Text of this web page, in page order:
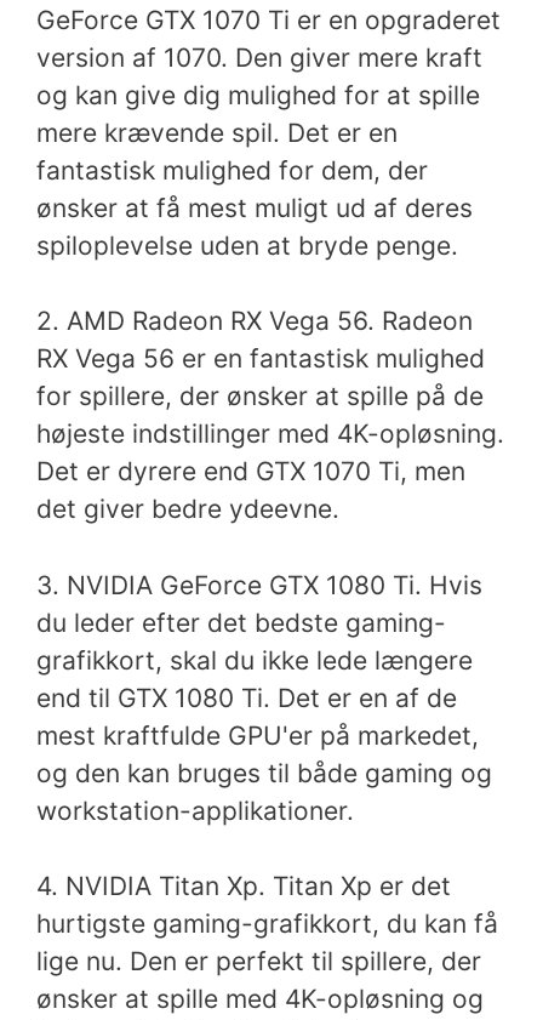
GeForce GTX 1070 Ti er en opgraderet
version af 1070. Den giver mere kraft
og kan give dig mulighed for at spille
mere krævende spil. Det er en
fantastisk mulighed for dem, der
ønsker at få mest muligt ud af deres
spiloplevelse uden at bryde penge.
2. AMD Radeon RX Vega 56. Radeon
RX Vega 56 er en fantastisk mulighed
for spillere, der ønsker at spille på de
højeste indstillinger med 4K-opløsning.
Det er dyrere end GTX 1070 Ti, men
det giver bedre ydeevne.
3. NVIDIA GeForce GTX 1080 Ti. Hvis
du leder efter det bedste gaming-
grafikkort, skal du ikke lede længere
end til GTX 1080 Ti. Det er en af de
mest kraftfulde GPU'er på markedet,
og den kan bruges til både gaming og
workstation-applikationer.
4. NVIDIA Titan Xp. Titan Xp er det
hurtigste gaming-grafikkort, du kan få
lige nu. Den er perfekt til spillere, der
ønsker at spille med 4K-opløsning og